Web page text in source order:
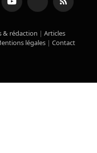
YouTube TikTok RSS
& rédaction | Articles
légales | Contact